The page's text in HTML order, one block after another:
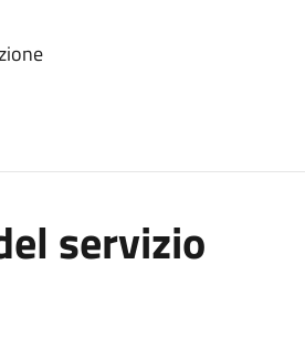
servizio